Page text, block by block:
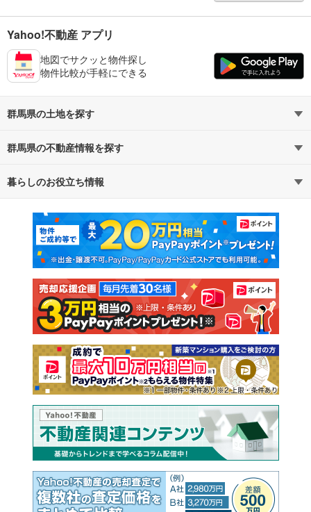
Yahoo!不動産 アプリ
地図でサクッと物件探し
物件比較が手軽にできる
群馬県の土地を探す
路線・駅から探す
通勤・通学時間から探す
群馬県の不動産情報を探す
不動産・住宅
新築マンション 中古マンション
新築一戸建て 中古一戸建て
注文住宅 土地
売却査定
暮らしのお役立ち情報
マンションカタログ 教えて！住まいの先生